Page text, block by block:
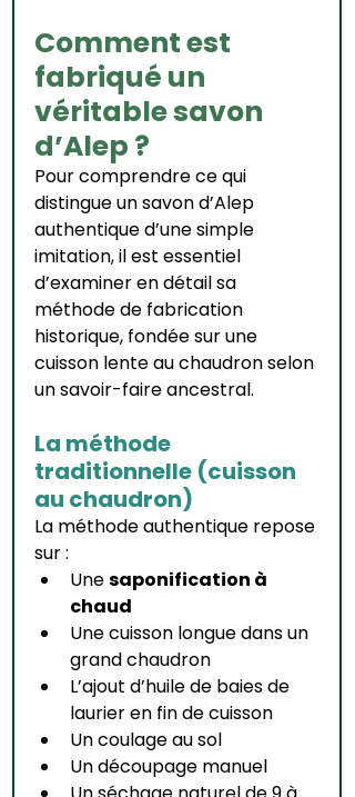
Comment est
fabriqué un
véritable savon
d’Alep ?
Pour comprendre ce qui
distingue un savon d’Alep
authentique d’une simple
imitation, il est essentiel
d’examiner en détail sa
méthode de fabrication
historique, fondée sur une
cuisson lente au chaudron selon
un savoir-faire ancestral.
La méthode
traditionnelle (cuisson
au chaudron)
La méthode authentique repose
sur :
Une saponification à
chaud
Une cuisson longue dans un
grand chaudron
L’ajout d’huile de baies de
laurier en fin de cuisson
Un coulage au sol
Un découpage manuel